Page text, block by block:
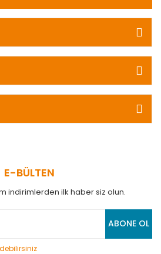
E-BÜLTEN
indirimlerden ilk haber siz olun.
ABONE OL